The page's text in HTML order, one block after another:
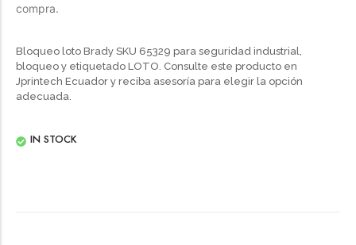
compra.
Bloqueo loto Brady SKU 65329 para seguridad industrial,
bloqueo y etiquetado LOTO. Consulte este producto en
Jprintech Ecuador y reciba asesoría para elegir la opción
adecuada.
IN STOCK